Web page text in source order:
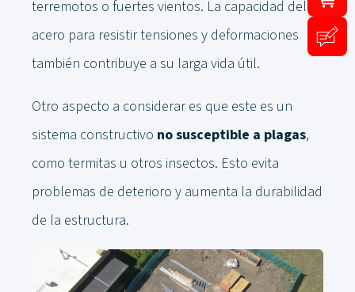
terremotos o fuertes vientos. La capacidad del
acero para resistir tensiones y deformaciones
también contribuye a su larga vida útil.
Otro aspecto a considerar es que este es un
sistema constructivo no susceptible a plagas,
como termitas u otros insectos. Esto evita
problemas de deterioro y aumenta la durabilidad
de la estructura.